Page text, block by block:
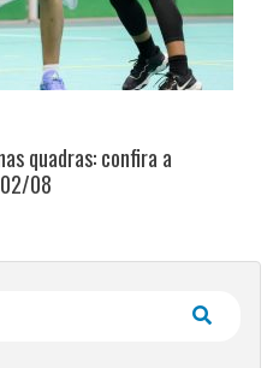
quadras: confira a
08